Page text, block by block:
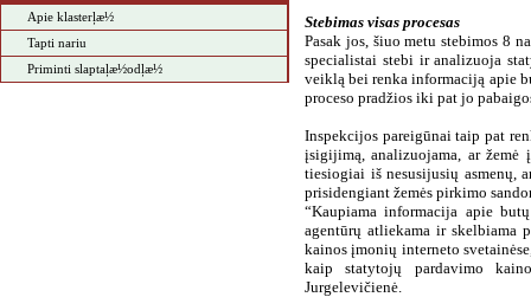
Apie klasterļæ½
Tapti nariu
Priminti slaptaļæ½odļæ½
Stebimas visas procesas
Pasak jos, šiuo metu stebimos 8
specialistai stebi ir analizuoja
veiklą bei renka informaciją apie
proceso pradžios iki pat jo
Inspekcijos pareigūnai taip pat
įsigijimą, analizuojama, ar žemė
tiesiogiai iš nesusijusių asmenų,
prisidengiant žemės pirkimo
“Kaupiama informacija apie
agentūrų atliekama ir skelbiama
kainos įmonių interneto
kaip statytojų pardavimo
Jurgelevičienė.